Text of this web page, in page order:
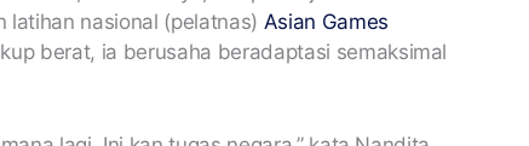
latihan nasional (pelatnas) Asian Games
berat, ia berusaha beradaptasi semaksimal